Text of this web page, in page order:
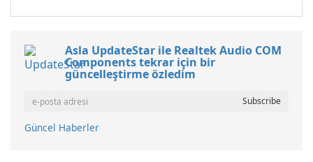
Asla UpdateStar ile Realtek Audio COM
Components tekrar için bir
güncelleştirme özledim
Güncel Haberler